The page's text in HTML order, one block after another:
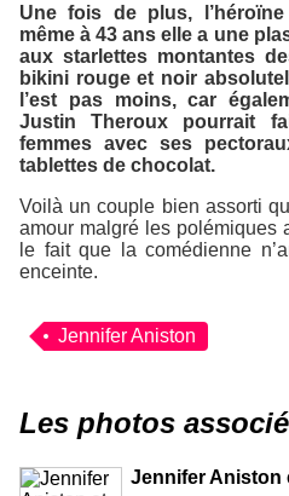
Une fois de plus,
même à 43 ans elle a une
aux starlettes montantes
bikini rouge et noir
l’est pas moins, car
Justin Theroux pourrait
femmes avec ses
tablettes de chocolat.
Voilà un couple bien assorti
amour malgré les polémiques
le fait que la comédienne
enceinte.
Jennifer Aniston
Les photos
Jennifer Aniston